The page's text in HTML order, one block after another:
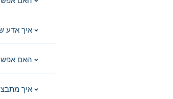
איך אדע
האם
איך